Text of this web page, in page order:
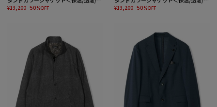
水/防シワ/ストレッチ＞
¥13,200 50%OFF
水/防シワ/ストレッチ＞
¥13,200 50%OFF